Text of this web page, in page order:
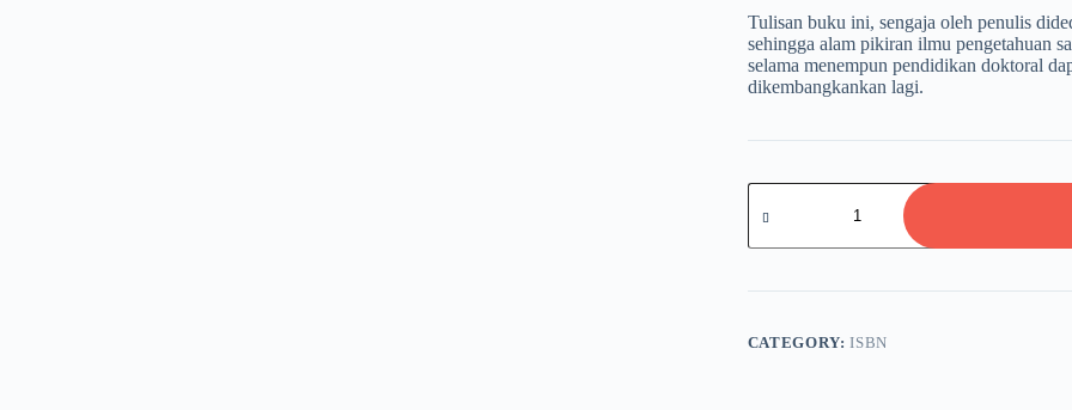
Tulisan buku ini, sengaja oleh penulis
sehingga alam pikiran ilmu pengetahuan
selama menempun pendidikan doktoral
dikembangkankan lagi.
FILOSOFI
PENDEKATAN
HUKUM
PENDEKATAN
dalam
Upaya
CATEGORY:ISBN